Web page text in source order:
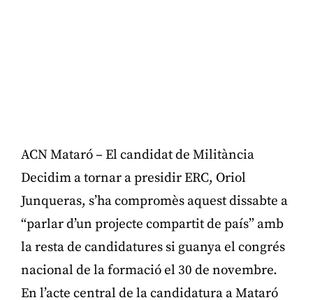
ACN Mataró – El candidat de Militància
Decidim a tornar a presidir ERC, Oriol
Junqueras, s’ha compromès aquest dissabte a
“parlar d’un projecte compartit de país” amb
la resta de candidatures si guanya el congrés
nacional de la formació el 30 de novembre.
En l’acte central de la candidatura a Mataró